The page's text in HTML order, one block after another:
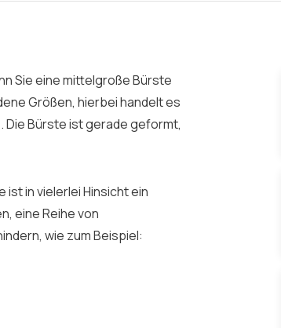
Sie eine mittelgroße Bürste
Größen, hierbei handelt es
Die Bürste ist gerade geformt,
in vielerlei Hinsicht ein
eine Reihe von
wie zum Beispiel: